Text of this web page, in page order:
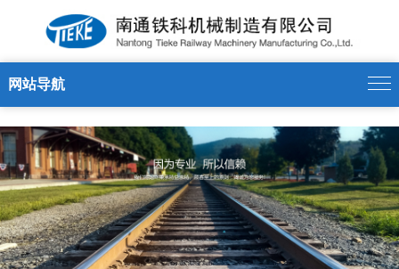
星空平台（CHINA）有限公司
网站导航